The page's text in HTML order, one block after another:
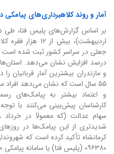
آمار و روند کلاهبرداری‌های پیامکی در
اردیبهشت)، بیش
درصد افزایش نشان می‌دهد.
۵۵ سال است که نشان می‌دهد افراد
و اعتماد بیشتر به پیامک‌های
کارشناسان پیش‌بینی می‌کنند با
سهام عدالت (که معمولاً در
شدیدتری از این پیامک‌ها در
کرمانشاه تأکید کرده است که
۰۹۶۳۸۰ (پلیس فتا) یا سامانه پیامکی ۸۰۰۰۵۸۰ گزارش دهند.